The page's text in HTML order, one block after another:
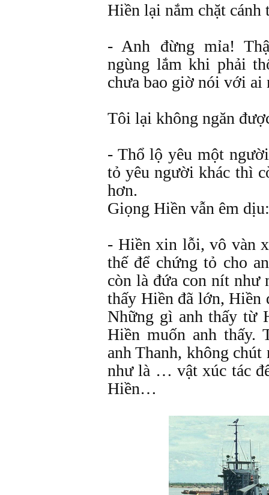
Hiền lại nắm chặt
- Anh đừng mỉa!
ngùng lắm khi phải
chưa bao giờ nói với ai
Tôi lại không ngăn
- Thổ lộ yêu một
tỏ yêu người khác thì
hơn.
Giọng Hiền vẫn êm dịu:
- Hiền xin lỗi, vô vàn
thế để chứng tỏ cho
còn là đứa con nít như
thấy Hiền đã lớn, Hiền
Những gì anh thấy từ
Hiền muốn anh thấy.
anh Thanh, không
như là … vật xúc tác
Hiền…